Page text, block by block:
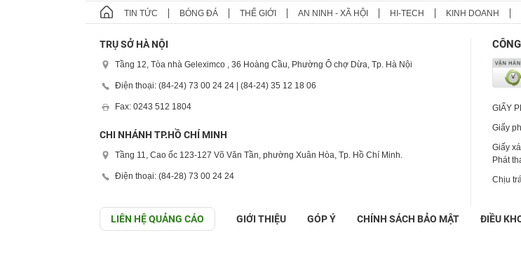
Ca sĩ Phương
TIN TỨC BÓNG ĐÁ THẾ GIỚI AN NINH - XÃ HỘI HI-TECH KINH DOANH
TRỤ SỞ HÀ NỘI
Tầng 12, Tòa nhà Geleximco , 36 Hoàng Cầu, Phường Ô chợ Dừa, Tp. Hà Nội
Điện thoại: (84-24) 73 00 24 24 | (84-24) 35 12 18 06
Fax: 0243 512 1804
CHI NHÁNH TP.HỒ CHÍ MINH
Tầng 11, Cao ốc 123-127 Võ Văn Tần, phường Xuân Hòa, Tp. Hồ Chí Minh.
Điện thoại: (84-28) 73 00 24 24
GIẤY
Giấy
Giấy
Phát
Chịu
LIÊN HỆ QUẢNG CÁO GIỚI THIỆU GÓP Ý CHÍNH SÁCH BẢO MẬT ĐIỀU